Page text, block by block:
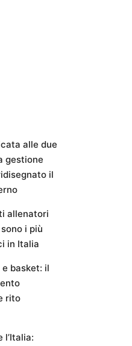
alle due
gestione
il
allenatori
i più
in Italia
basket: il
rito
l’Italia: